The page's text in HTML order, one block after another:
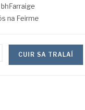
bhFarraige
na Feirme
CUIR SA TRALAÍ